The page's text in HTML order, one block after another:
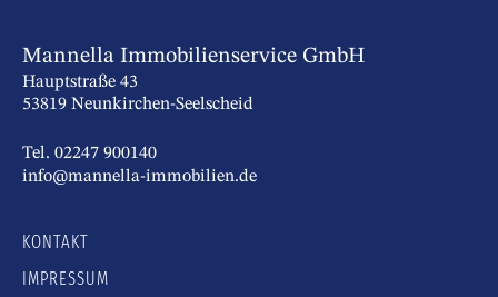
Mannella Immobilienservice GmbH
Hauptstraße 43
53819 Neunkirchen-Seelscheid
Tel. 02247 900140
info@mannella-immobilien.de
KONTAKT
IMPRESSUM